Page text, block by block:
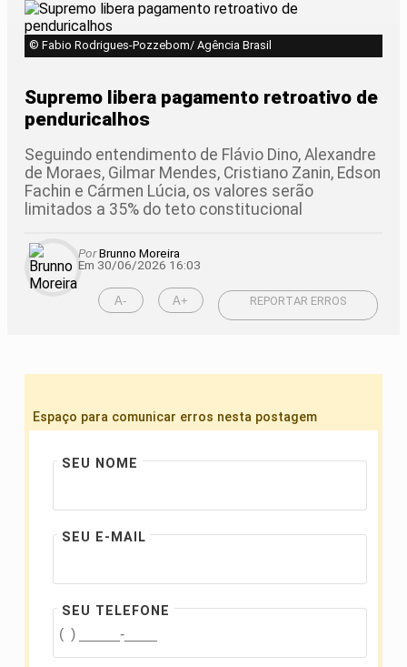
© Fabio Rodrigues-Pozzebom/ Agência Brasil
Supremo libera pagamento retroativo de
penduricalhos
Seguindo entendimento de Flávio Dino, Alexandre
de Moraes, Gilmar Mendes, Cristiano Zanin, Edson
Fachin e Cármen Lúcia, os valores serão
limitados a 35% do teto constitucional
PorBrunno Moreira
Em 30/06/2026 16:03
A- A+ REPORTAR ERROS
Espaço para comunicar erros nesta postagem
SEU NOME
SEU E-MAIL
SEU TELEFONE